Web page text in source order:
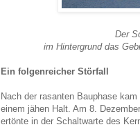
Der
im Hintergrund das
Ein folgenreicher Störfall
Nach der rasanten Bauphase
einem jähen Halt. Am 8.
ertönte in der Schaltwarte des